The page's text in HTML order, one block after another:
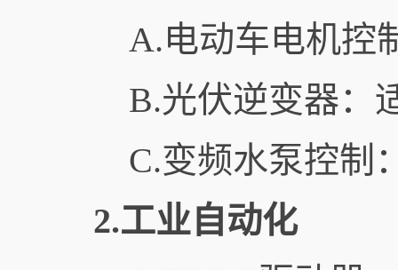
A.电动车电机控
B.光伏逆变器：
C.变频水泵控制
2.工业自动化